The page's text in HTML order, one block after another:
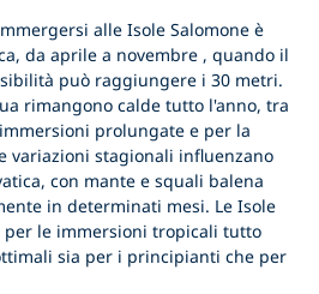
alle Isole Salomone è
daaprile a novembre , quando il
può raggiungere i 30 metri.
rimangono calde tutto l'anno, tra
prolungate e per la
variazioni stagionali influenzano
con mante e squali balena
in determinati mesi. Le Isole
per le immersioni tropicali tutto
sia per i principianti che per